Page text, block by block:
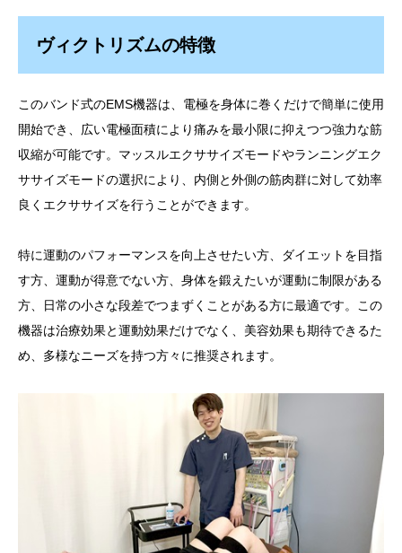
ヴィクトリズムの特徴
このバンド式のEMS機器は、電極を身体に巻くだけで簡単に使用
開始でき、広い電極面積により痛みを最小限に抑えつつ強力な筋
収縮が可能です。マッスルエクササイズモードやランニングエク
ササイズモードの選択により、内側と外側の筋肉群に対して効率
良くエクササイズを行うことができます。
特に運動のパフォーマンスを向上させたい方、ダイエットを目指
す方、運動が得意でない方、身体を鍛えたいが運動に制限がある
方、日常の小さな段差でつまずくことがある方に最適です。この
機器は治療効果と運動効果だけでなく、美容効果も期待できるた
め、多様なニーズを持つ方々に推奨されます。